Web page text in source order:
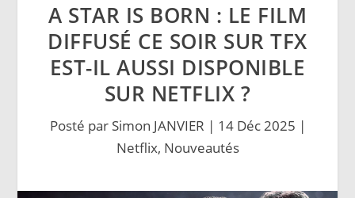
A STAR IS BORN : LE FILM
DIFFUSÉ CE SOIR SUR TFX
EST-IL AUSSI DISPONIBLE
SUR NETFLIX ?
Posté par Simon JANVIER | 14 Déc 2025 |
Netflix, Nouveautés